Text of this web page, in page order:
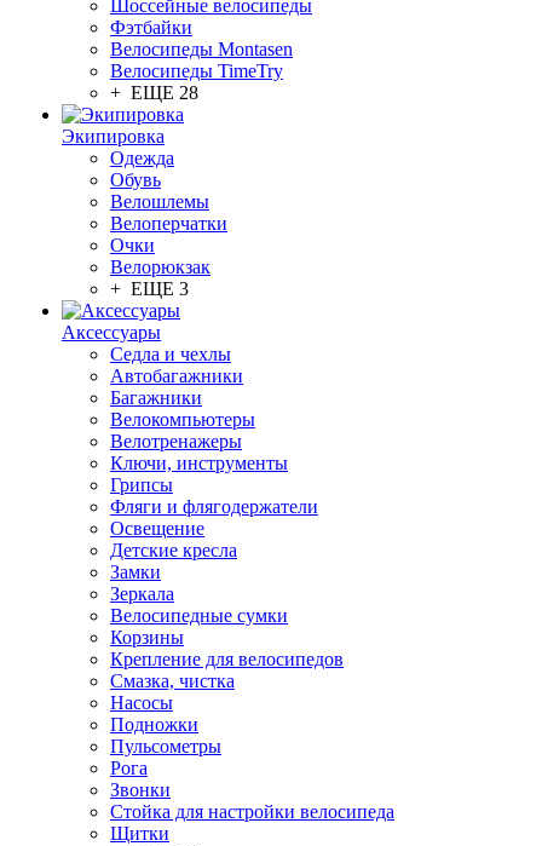
Шоссейные велосипеды
Фэтбайки
Велосипеды Montasen
Велосипеды TimeTry
+ ЕЩЕ 28
Экипировка
Одежда
Обувь
Велошлемы
Велоперчатки
Очки
Велорюкзак
+ ЕЩЕ 3
Аксессуары
Седла и чехлы
Автобагажники
Багажники
Велокомпьютеры
Велотренажеры
Ключи, инструменты
Грипсы
Фляги и флягодержатели
Освещение
Детские кресла
Замки
Зеркала
Велосипедные сумки
Корзины
Крепление для велосипедов
Смазка, чистка
Насосы
Подножки
Пульсометры
Рога
Звонки
Стойка для настройки велосипеда
Щитки